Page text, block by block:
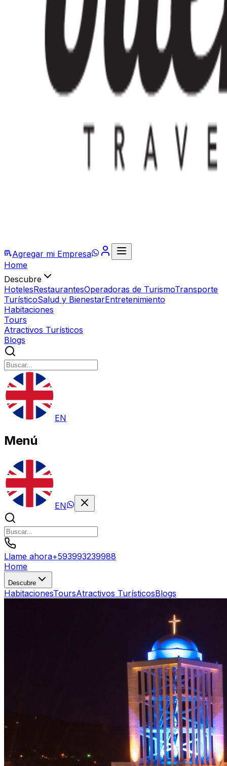
Agregar mi Empresa
Home
Descubre
HotelesRestaurantesOperadoras de TurismoTransporte
TurísticoSalud y BienestarEntretenimiento
Habitaciones
Tours
Atractivos Turísticos
Blogs
EN
Menú
EN
Llame ahora+593993239988
Home
Descubre
HabitacionesToursAtractivos TurísticosBlogs